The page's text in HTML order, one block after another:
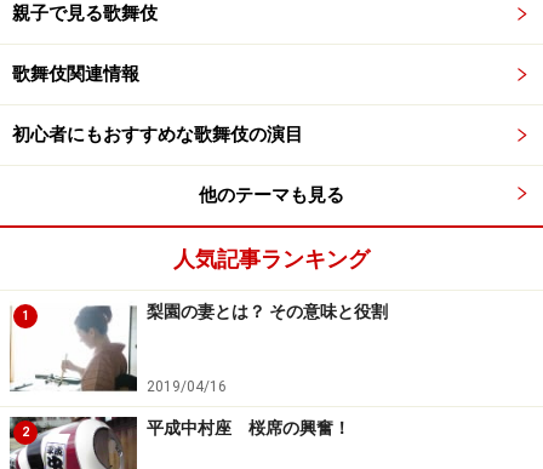
親子で見る歌舞伎
歌舞伎関連情報
初心者にもおすすめな歌舞伎の演目
他のテーマも見る
人気記事ランキング
1 梨園の妻とは？ その意味と役割
2019/04/16
2 平成中村座 桜席の興奮！